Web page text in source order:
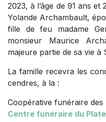
2023, à l’âge de 91 ans et
Yolande Archambault,
fille de feu madame
monsieur Maurice
majeure partie de sa vie à
La famille recevra les
cendres, à la :
Coopérative funéraire des
Centre funéraire du